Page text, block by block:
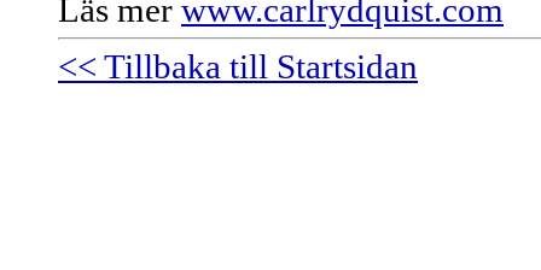
Läs mer www.carlrydquist.com
<< Tillbaka till Startsidan